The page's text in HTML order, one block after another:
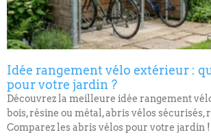
Idée rangement vélo extérieur :
pour votre jardin ?
Découvrez la meilleure idée rangement
bois, résine ou métal, abris vélos
Comparez les abris vélos pour votre jardin !